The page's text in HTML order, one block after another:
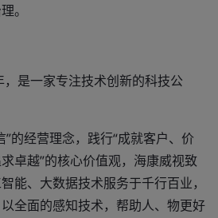
。
是一家专注技术创新的科技公
的经营理念，践行“成就客户、价
卓越”的核心价值观，海康威视致
能、大数据技术服务于千行百业，
全面的感知技术，帮助人、物更好